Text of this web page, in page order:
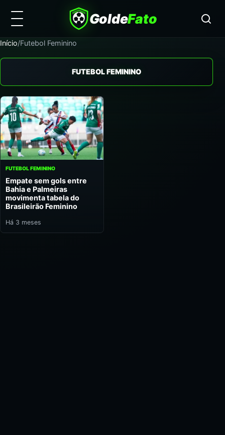
GoldeFato
Início/Futebol Feminino
FUTEBOL FEMININO
FUTEBOL FEMININO
Empate sem gols entre
Bahia e Palmeiras
movimenta tabela do
Brasileirão Feminino
Há 3 meses